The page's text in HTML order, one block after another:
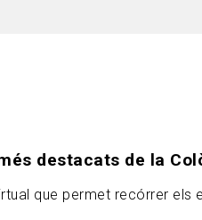
destacats de la
que permet recórrer els